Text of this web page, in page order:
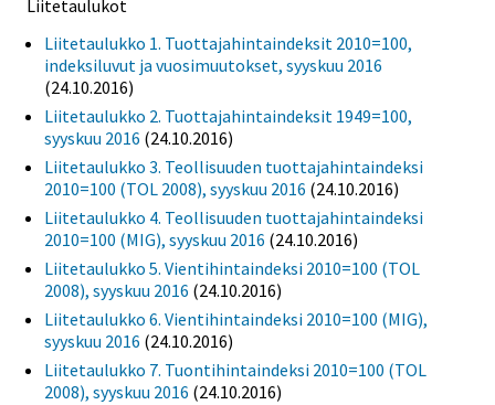
Liitetaulukot
Liitetaulukko 1. Tuottajahintaindeksit 2010=100,
indeksiluvut ja vuosimuutokset, syyskuu 2016
(24.10.2016)
Liitetaulukko 2. Tuottajahintaindeksit 1949=100,
syyskuu 2016 (24.10.2016)
Liitetaulukko 3. Teollisuuden tuottajahintaindeksi
2010=100 (TOL 2008), syyskuu 2016 (24.10.2016)
Liitetaulukko 4. Teollisuuden tuottajahintaindeksi
2010=100 (MIG), syyskuu 2016 (24.10.2016)
Liitetaulukko 5. Vientihintaindeksi 2010=100 (TOL
2008), syyskuu 2016 (24.10.2016)
Liitetaulukko 6. Vientihintaindeksi 2010=100 (MIG),
syyskuu 2016 (24.10.2016)
Liitetaulukko 7. Tuontihintaindeksi 2010=100 (TOL
2008), syyskuu 2016 (24.10.2016)